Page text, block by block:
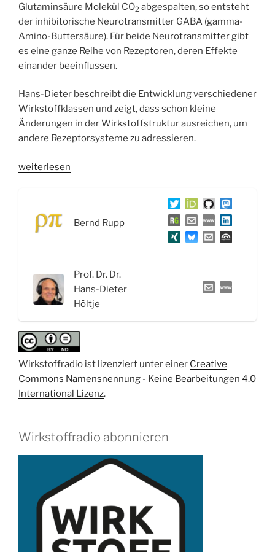
Glutaminsäure Molekül CO2 abgespalten, so entsteht
der inhibitorische Neurotransmitter GABA (gamma-
Amino-Buttersäure). Für beide Neurotransmitter gibt
es eine ganze Reihe von Rezeptoren, deren Effekte
einander beeinflussen.
Hans-Dieter beschreibt die Entwicklung verschiedener
Wirkstoffklassen und zeigt, dass schon kleine
Änderungen in der Wirkstoffstruktur ausreichen, um
andere Rezeptorsysteme zu adressieren.
„WSR059
epileptischer
Anfälle“
weiterlesen
Bernd Rupp
Prof. Dr. Dr.
Hans-Dieter
Höltje
Wirkstoffradio ist lizenziert unter einer Creative
Commons Namensnennung - Keine Bearbeitungen 4.0
International Lizenz.
Wirkstoffradio abonnieren